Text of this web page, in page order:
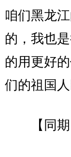
咱们黑龙
的，我也
的用更好
们的祖国人
【同期